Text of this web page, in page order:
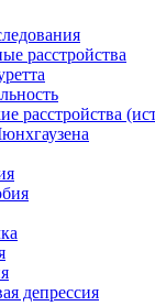
расстройства
расстройства
депрессия